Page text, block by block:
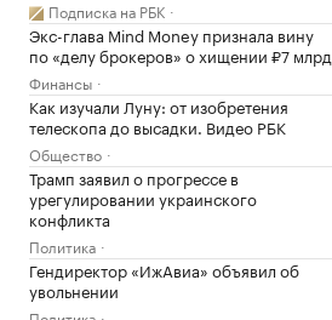
Подписка на РБК
Экс-глава Mind Money признала вину
по «делу брокеров» о хищении ₽7 млрд
Финансы
Как изучали Луну: от изобретения
телескопа до высадки. Видео РБК
Общество
Трамп заявил о прогрессе в
урегулировании украинского
конфликта
Политика
Гендиректор «ИжАвиа» объявил об
увольнении